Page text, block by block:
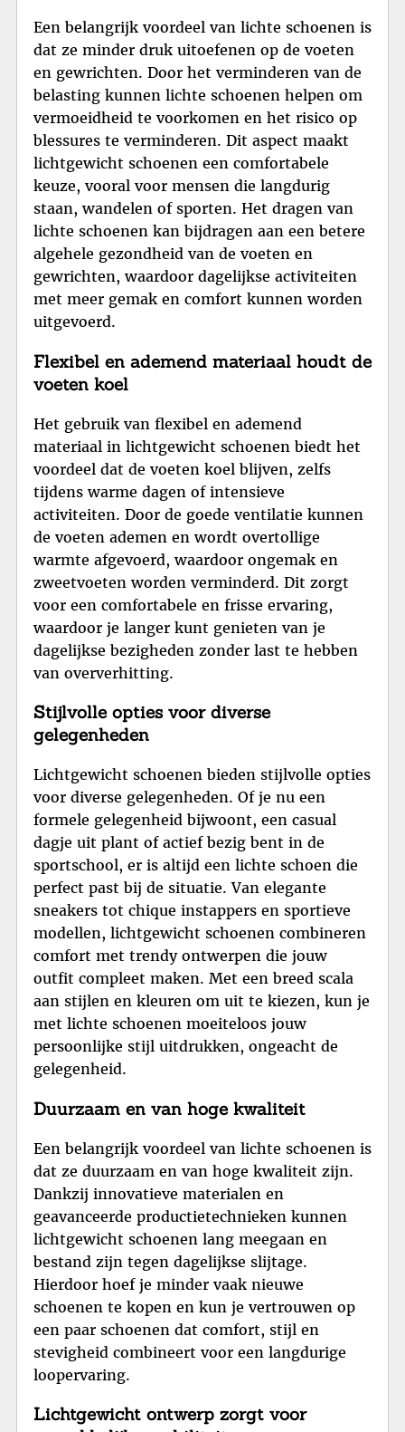
Een belangrijk voordeel van lichte schoenen is
dat ze minder druk uitoefenen op de voeten
en gewrichten. Door het verminderen van de
belasting kunnen lichte schoenen helpen om
vermoeidheid te voorkomen en het risico op
blessures te verminderen. Dit aspect maakt
lichtgewicht schoenen een comfortabele
keuze, vooral voor mensen die langdurig
staan, wandelen of sporten. Het dragen van
lichte schoenen kan bijdragen aan een betere
algehele gezondheid van de voeten en
gewrichten, waardoor dagelijkse activiteiten
met meer gemak en comfort kunnen worden
uitgevoerd.
Flexibel en ademend materiaal houdt de
voeten koel
Het gebruik van flexibel en ademend
materiaal in lichtgewicht schoenen biedt het
voordeel dat de voeten koel blijven, zelfs
tijdens warme dagen of intensieve
activiteiten. Door de goede ventilatie kunnen
de voeten ademen en wordt overtollige
warmte afgevoerd, waardoor ongemak en
zweetvoeten worden verminderd. Dit zorgt
voor een comfortabele en frisse ervaring,
waardoor je langer kunt genieten van je
dagelijkse bezigheden zonder last te hebben
van oververhitting.
Stijlvolle opties voor diverse
gelegenheden
Lichtgewicht schoenen bieden stijlvolle opties
voor diverse gelegenheden. Of je nu een
formele gelegenheid bijwoont, een casual
dagje uit plant of actief bezig bent in de
sportschool, er is altijd een lichte schoen die
perfect past bij de situatie. Van elegante
sneakers tot chique instappers en sportieve
modellen, lichtgewicht schoenen combineren
comfort met trendy ontwerpen die jouw
outfit compleet maken. Met een breed scala
aan stijlen en kleuren om uit te kiezen, kun je
met lichte schoenen moeiteloos jouw
persoonlijke stijl uitdrukken, ongeacht de
gelegenheid.
Duurzaam en van hoge kwaliteit
Een belangrijk voordeel van lichte schoenen is
dat ze duurzaam en van hoge kwaliteit zijn.
Dankzij innovatieve materialen en
geavanceerde productietechnieken kunnen
lichtgewicht schoenen lang meegaan en
bestand zijn tegen dagelijkse slijtage.
Hierdoor hoef je minder vaak nieuwe
schoenen te kopen en kun je vertrouwen op
een paar schoenen dat comfort, stijl en
stevigheid combineert voor een langdurige
loopervaring.
Lichtgewicht ontwerp zorgt voor